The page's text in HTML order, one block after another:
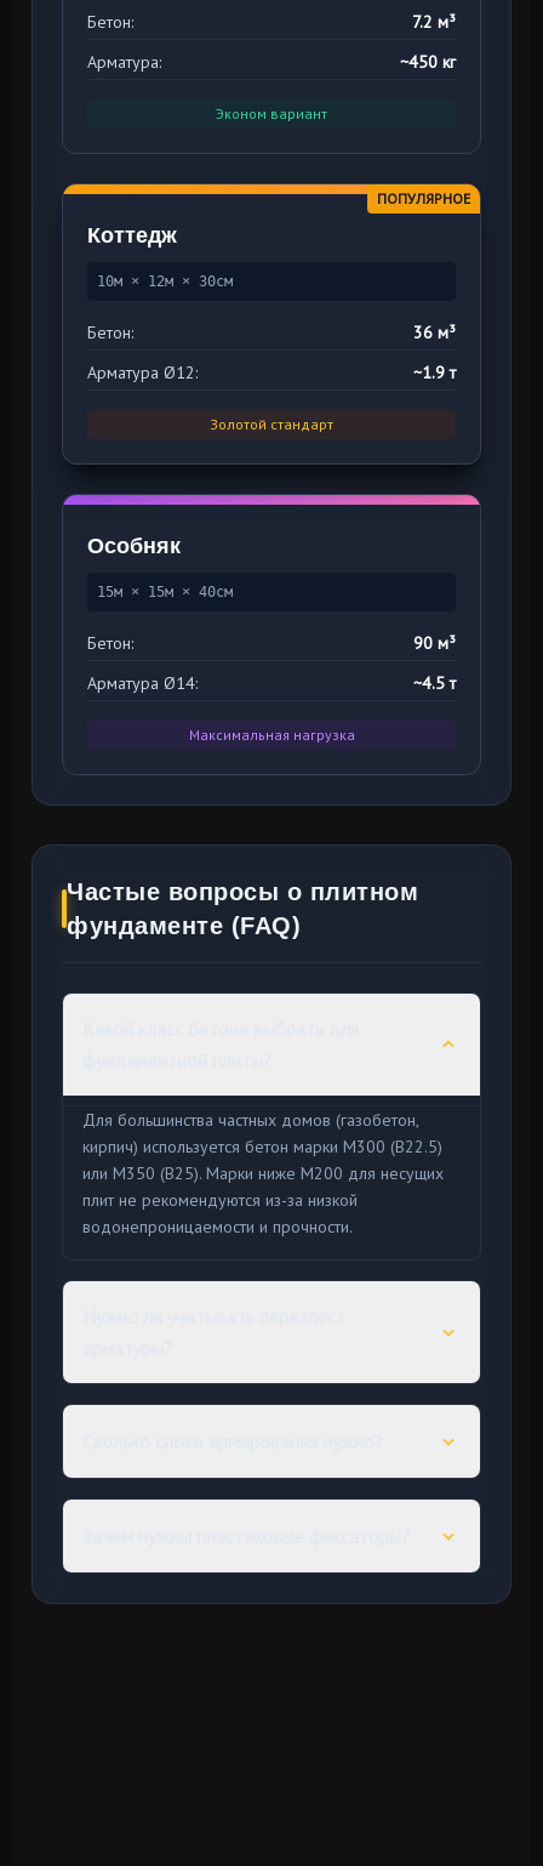
Бетон:
7.2 м³
Арматура:
~450 кг
Эконом вариант
ПОПУЛЯРНОЕ
Коттедж
10м × 12м × 30см
Бетон:
36 м³
Арматура Ø12:
~1.9 т
Золотой стандарт
Особняк
15м × 15м × 40см
Бетон:
90 м³
Арматура Ø14:
~4.5 т
Максимальная нагрузка
Частые вопросы о плитном
фундаменте (FAQ)
Для большинства частных домов (газобетон,
кирпич) используется бетон марки М300 (B22.5)
или М350 (B25). Марки ниже М200 для несущих
плит не рекомендуются из-за низкой
водонепроницаемости и прочности.